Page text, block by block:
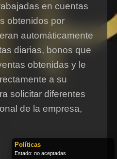
Políticas
Estado: no aceptadas
en cuentas
obtenidos por
automáticamente
diarias, bonos que
obtenidas y le
a su
solicitar diferentes
de la empresa,